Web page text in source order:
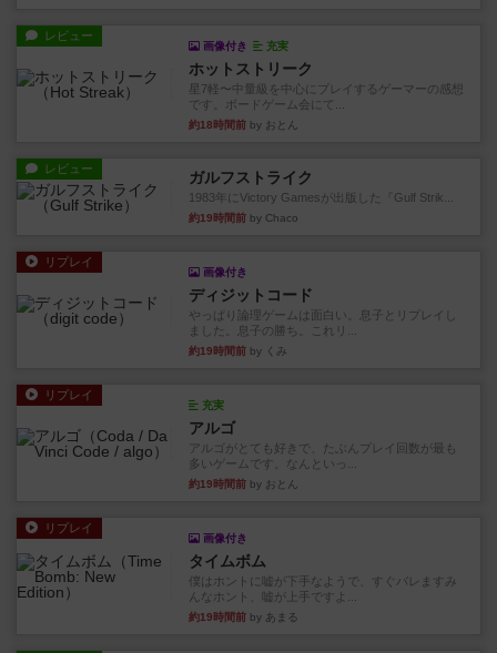
レビュー
画像付き 充実
ホットストリーク
星7軽〜中量級を中心にプレイするゲーマーの感想
です。ボードゲーム会にて...
約18時間前 by おとん
レビュー ガルフストライク
1983年にVictory Gamesが出版した『Gulf Strik...
約19時間前 by Chaco
リプレイ
画像付き
ディジットコード
やっぱり論理ゲームは面白い。息子とリプレイし
ました。息子の勝ち。これリ...
約19時間前 by くみ
リプレイ
充実
アルゴ
アルゴがとても好きで、たぶんプレイ回数が最も
多いゲームです。なんといっ...
約19時間前 by おとん
リプレイ
画像付き
タイムボム
僕はホントに嘘が下手なようで、すぐバレますみ
んなホント、嘘が上手ですよ...
約19時間前 by あまる